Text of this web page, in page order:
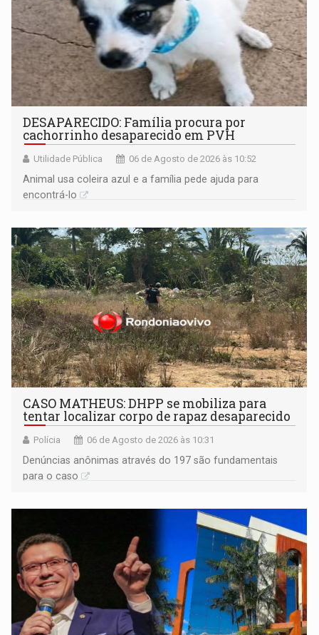
DESAPARECIDO: Família procura por
cachorrinho desaparecido em PVH
Utilidade Pública 06 de Agosto de 2026 às 10:52
Animal usa coleira azul e a família pede ajuda para
encontrá-lo
CASO MATHEUS: DHPP se mobiliza para
tentar localizar corpo de rapaz desaparecido
Polícia 06 de Agosto de 2026 às 10:31
Denúncias anônimas através do 197 são fundamentais
para o caso